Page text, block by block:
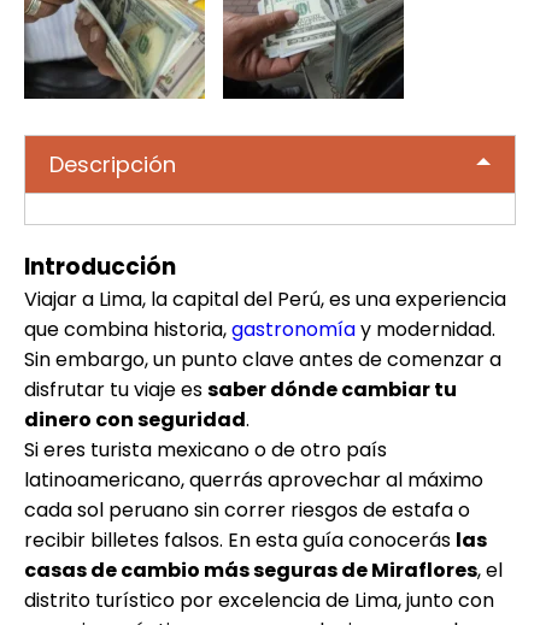
Descripción
Introducción
Viajar a Lima, la capital del Perú, es una experiencia
que combina historia,gastronomíay modernidad.
Sin embargo, un punto clave antes de comenzar a
disfrutar tu viaje essaber dónde cambiar tu
dinero con seguridad.
Si eres turista mexicano o de otro país
latinoamericano, querrás aprovechar al máximo
cada sol peruano sin correr riesgos de estafa o
recibir billetes falsos. En esta guía conocerás las
casas de cambio más seguras de Miraflores, el
distrito turístico por excelencia de Lima, junto con